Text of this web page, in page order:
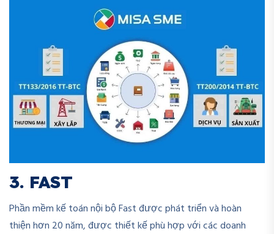
3. FAST
Phần mềm kế toán nội bộ Fast được phát triển và hoàn
thiện hơn 20 năm, được thiết kế phù hợp với các doanh